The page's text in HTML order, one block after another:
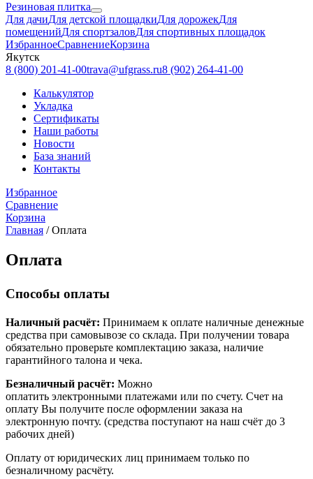
Резиновая плитка
Для дачиДля детской площадкиДля дорожекДля
помещенийДля спортзаловДля спортивных площадок
ИзбранноеСравнениеКорзина
Якутск
8 (800) 201-41-00trava@ufgrass.ru8 (902) 264-41-00
Калькулятор
Укладка
Сертификаты
Наши работы
Новости
База знаний
Контакты
Избранное
Сравнение
Корзина
Главная /Оплата
Оплата
Способы оплаты
Наличный расчёт: Принимаем к оплате наличные денежные
средства при самовывозе со склада. При получении товара
обязательно проверьте комплектацию заказа, наличие
гарантийного талона и чека.
Безналичный расчёт: Можно
оплатить электронными платежами или по счету. Счет на
оплату Вы получите после оформлении заказа на
электронную почту. (средства поступают на наш счёт до 3
рабочих дней)
Оплату от юридических лиц принимаем только по
безналичному расчёту.